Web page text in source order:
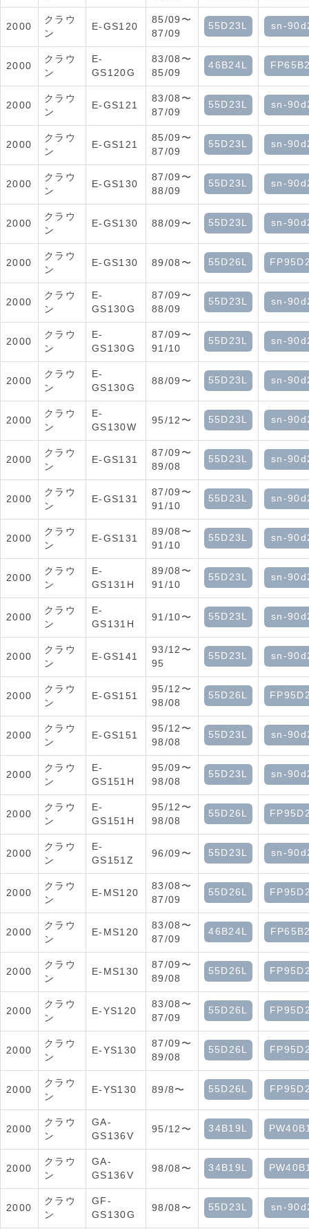
2000
クラウ
ン
E-GS120
85/09〜
87/09
55D23L sn-
2000
クラウ
ン
E-
GS120G
83/08〜
85/09
46B24L
2000
クラウ
ン
E-GS121
83/08〜
87/09
55D23L sn-
2000
クラウ
ン
E-GS121
85/09〜
87/09
55D23L sn-
2000
クラウ
ン
E-GS130
87/09〜
88/09
55D23L sn-
2000
クラウ
ン
E-GS130 88/09〜 55D23L sn-
2000
クラウ
ン
E-GS130 89/08〜 55D26L
2000
クラウ
ン
E-
GS130G
87/09〜
88/09
55D23L sn-
2000
クラウ
ン
E-
GS130G
87/09〜
91/10
55D23L sn-
2000
クラウ
ン
E-
GS130G
88/09〜 55D23L sn-
2000
クラウ
ン
E-
GS130W
95/12〜 55D23L sn-
2000
クラウ
ン
E-GS131
87/09〜
89/08
55D23L sn-
2000
クラウ
ン
E-GS131
87/09〜
91/10
55D23L sn-
2000
クラウ
ン
E-GS131
89/08〜
91/10
55D23L sn-
2000
クラウ
ン
E-
GS131H
89/08〜
91/10
55D23L sn-
2000
クラウ
ン
E-
GS131H
91/10〜 55D23L sn-
2000
クラウ
ン
E-GS141
93/12〜
95
55D23L sn-
2000
クラウ
ン
E-GS151
95/12〜
98/08
55D26L
2000
クラウ
ン
E-GS151
95/12〜
98/08
55D23L sn-
2000
クラウ
ン
E-
GS151H
95/09〜
98/08
55D23L sn-
2000
クラウ
ン
E-
GS151H
95/12〜
98/08
55D26L
2000
クラウ
ン
E-
GS151Z
96/09〜 55D23L sn-
2000
クラウ
ン
E-MS120
83/08〜
87/09
55D26L
2000
クラウ
ン
E-MS120
83/08〜
87/09
46B24L
2000
クラウ
ン
E-MS130
87/09〜
89/08
55D26L
2000
クラウ
ン
E-YS120
83/08〜
87/09
55D26L
2000
クラウ
ン
E-YS130
87/09〜
89/08
55D26L
2000
クラウ
ン
E-YS130 89/8〜 55D26L
2000
クラウ
ン
GA-
GS136V
95/12〜 34B19L
2000
クラウ
ン
GA-
GS136V
98/08〜 34B19L
2000
クラウ
ン
GF-
GS130G
98/08〜 55D23L sn-